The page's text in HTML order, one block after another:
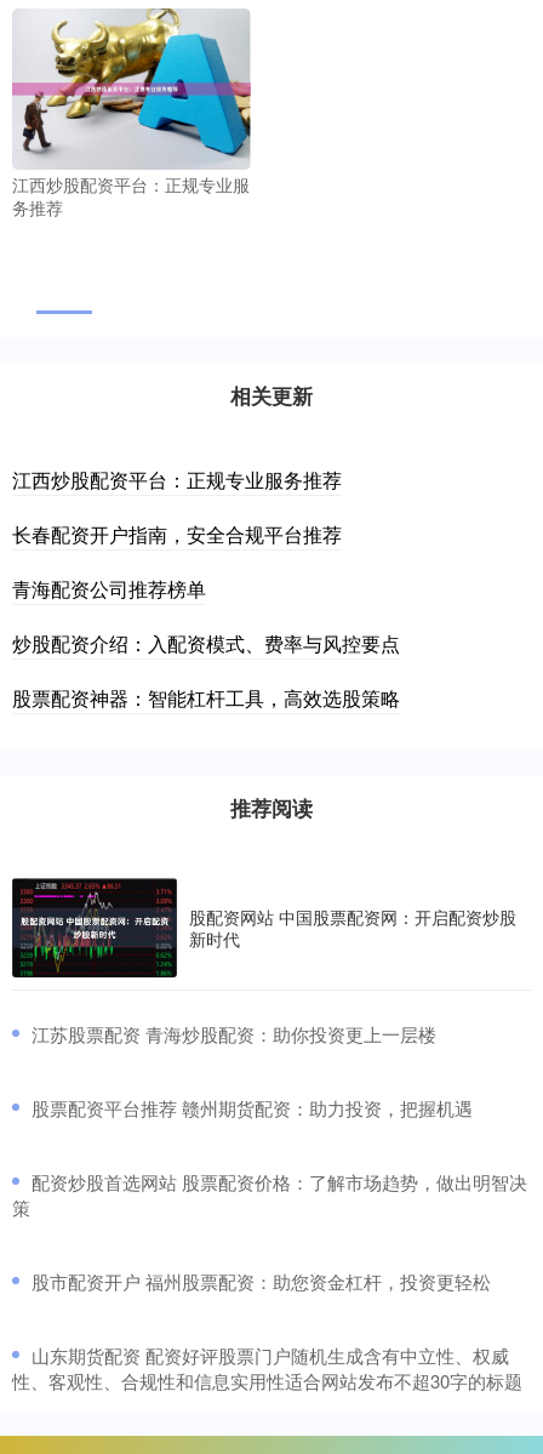
江西炒股配资平台：正规专业服
务推荐
相关更新
江西炒股配资平台：正规专业服务推荐
长春配资开户指南，安全合规平台推荐
青海配资公司推荐榜单
炒股配资介绍：入配资模式、费率与风控要点
股票配资神器：智能杠杆工具，高效选股策略
推荐阅读
股配资网站 中国股票配资网：开启配资炒股
新时代
​江苏股票配资 青海炒股配资：助你投资更上一层楼
​股票配资平台推荐 赣州期货配资：助力投资，把握机遇
​配资炒股首选网站 股票配资价格：了解市场趋势，做出明智决
策
​股市配资开户 福州股票配资：助您资金杠杆，投资更轻松
​山东期货配资 配资好评股票门户随机生成含有中立性、权威
性、客观性、合规性和信息实用性适合网站发布不超30字的标题